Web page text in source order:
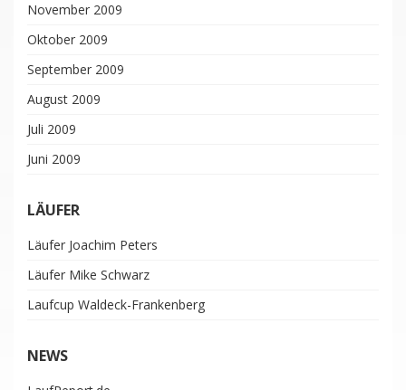
November 2009
Oktober 2009
September 2009
August 2009
Juli 2009
Juni 2009
LÄUFER
Läufer Joachim Peters
Läufer Mike Schwarz
Laufcup Waldeck-Frankenberg
NEWS